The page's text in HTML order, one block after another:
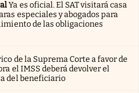
Ya es oficial. El SAT visitará casa
especiales y abogados para
de las obligaciones
de la Suprema Corte a favor de
el IMSS deberá devolver el
del beneficiario